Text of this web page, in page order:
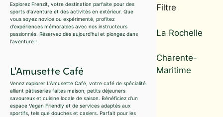
Explorez Frenzit, votre destination parfaite pour des
sports d'aventure et des activités en extérieur. Que
vous soyez novice ou expérimenté, profitez
d'expériences mémorables avec nos instructeurs
passionnés. Réservez dès aujourd'hui et plongez dans
l'aventure !
L'Amusette Café
Venez explorer L'Amusette Café, votre café de spécialité
alliant pâtisseries faites maison, petits déjeuners
savoureux et cuisine locale de saison. Bénéficiez d'un
espace Vegan Friendly et de services adaptés aux
sportifs, tels que douches et casiers. Parfait pour les
Filtre
La Rochelle
Charente-
Maritime